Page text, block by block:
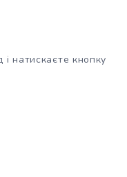
і натискаєте кнопку